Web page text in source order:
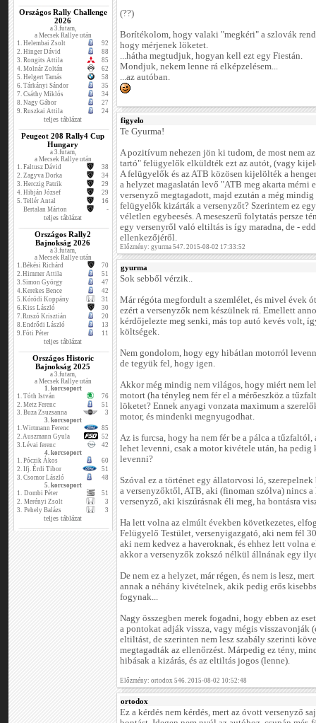
Országos Rally Challenge
2026
a 3.futam,
a Mecsek Rallye után
1. Helembai Zsolt
92
2. Hinger Dávid
88
3. Rongits Attila
85
4. Molnár Zoltán
62
5. Helgert Tamás
58
6. Tárkányi Sándor
35
7. Csáthy Miklós
34
8. Nagy Gábor
27
9. Ruszkai Attila 24
teljes táblázat
Peugeot 208 Rally4 Cup
Hungary
a 3.futam,
a Mecsek Rallye után
1. Faltusz Dávid
38
2. Zagyva Dorka
34
3. Herczig Patrik
29
4. Hibján József
29
5. Tellér Antal
16
Bertalan Márton
-
teljes táblázat
Országos Rally2
Bajnokság 2026
a 3.futam,
a Mecsek Rallye után
1.Békési Richárd
70
2.Himmer Attila
51
3.Simon György
47
4.Kerekes Bence
42
5.Kóródi Koppány
31
6.Kiss László
30
7.Ruszó Krisztián
20
8.Endrődi László
13
9.Fóti Péter 11
teljes táblázat
Országos Historic
Bajnokság 2025
a 3.futam,
a Mecsek Rallye után
1. korcsoport
1. Tóth István
76
2. Metz Ferenc
51
3. Buza Zsuzsanna
3
3. korcsoport
1.Wirtmann Ferenc
85
2.Auszmann Gyula
52
3.Lévai ferenc
42
4. korcsoport
1. Póczik Ákos
60
2. Ifj. Érdi Tibor
51
3. Csomor László
48
5. korcsoport
1. Dombi Péter
51
2. Merényi Zsolt
3
3. Pehely Balázs 3
teljes táblázat
(??)
Borítékolom, hogy valaki "megkéri" a szlovák
hogy mérjenek löketet.
...hátha megtudjuk, hogyan kell ezt egy Fiestán.
Mondjuk, nekem lenne rá elképzelésem...
...az autóban.
figyelo
Te Gyurma!
A pozitívum nehezen jön ki tudom, de most nem
tartó" felügyelők elküldték ezt az autót, (vagy
A felügyelők és az ATB közösen kijelölték a
a helyzet magaslatán levő "ATB meg akarta mérni
versenyző megtagadott, majd ezután a még
felügyelők kizárták a versenyzőt? Szerintem ez
véletlen egybeesés. A meseszerű folytatás persze
egy versenyről való eltiltás is így maradna, de -
ellenkezőjéről.
Előzmény: gyurma 547. 2015-08-02 17:33:52
gyurma
Sok sebből vérzik..
Már régóta megfordult a szemlélet, és mivel évek
ezért a versenyzők nem készülnek rá. Emellett
kérdőjelezte meg senki, más top autó kevés volt,
költségek.
Nem gondolom, hogy egy hibátlan motorról
de tegyük fel, hogy igen.
Akkor még mindig nem világos, hogy miért nem
motort (ha tényleg nem fér el a mérőeszköz a
löketet? Ennek anyagi vonzata maximum a
motor, és mindenki megnyugodhat.
Az is furcsa, hogy ha nem fér be a pálca a
lehet levenni, csak a motor kivétele után, ha
levenni?
Szóval ez a történet egy állatorvosi ló,
a versenyzőktől, ATB, aki (finoman szólva) nincs a
versenyző, aki kiszúrásnak éli meg, ha bontásra
Ha lett volna az elmúlt években következetes,
Felügyelő Testület, versenyigazgató, aki nem fél
aki nem kedvez a haveroknak, és ehhez lett volna
akkor a versenyzők zokszó nélkül állnának egy
De nem ez a helyzet, már régen, és nem is lesz,
annak a néhány kivételnek, akik pedig erős
fogynak...
Nagy összegben merek fogadni, hogy ebben az
a pontokat adják vissza, vagy mégis visszavonják
eltiltást, de szerinten nem lesz szabály szerinti
megtagadták az ellenőrzést. Márpedig ez tény,
hibásak a kizárás, és az eltiltás jogos (lenne).
Előzmény: ortodox 546. 2015-08-02 10:52:48
ortodox
Ez a kérdés nem kérdés, mert az óvott versenyző